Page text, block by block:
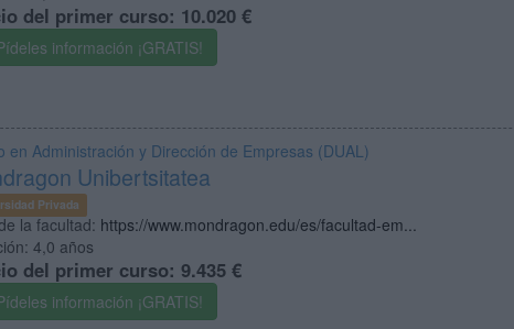
del primer curso: 10.020 €
información ¡GRATIS!
en Administración y Dirección de Empresas (DUAL)
Unibertsitatea
Privada
la facultad: https://www.mondragon.edu/es/facultad-em...
4,0 años
del primer curso: 9.435 €
información ¡GRATIS!